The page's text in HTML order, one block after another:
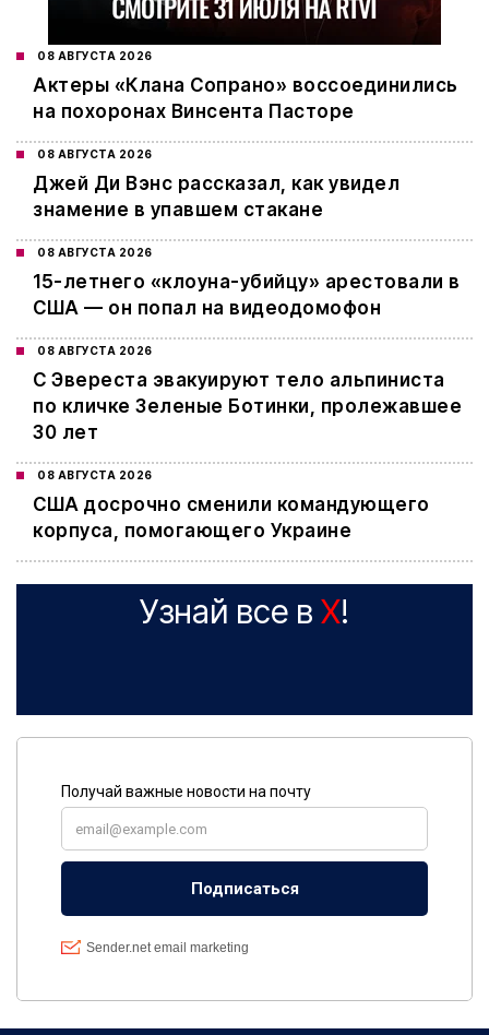
08 АВГУСТА 2026
Актеры «Клана Сопрано» воссоединились
на похоронах Винсента Пасторе
08 АВГУСТА 2026
Джей Ди Вэнс рассказал, как увидел
знамение в упавшем стакане
08 АВГУСТА 2026
15-летнего «клоуна-убийцу» арестовали в
США — он попал на видеодомофон
08 АВГУСТА 2026
С Эвереста эвакуируют тело альпиниста
по кличке Зеленые Ботинки, пролежавшее
30 лет
08 АВГУСТА 2026
США досрочно сменили командующего
корпуса, помогающего Украине
Узнай все в X!